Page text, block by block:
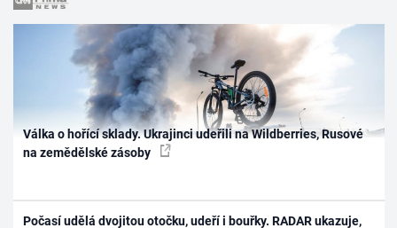
Válka o hořící sklady. Ukrajinci udeřili na Wildberries, Rusové
na zemědělské zásoby
Počasí udělá dvojitou otočku, udeří i bouřky. RADAR ukazuje,